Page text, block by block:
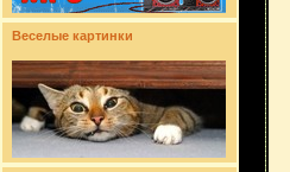
Веселые картинки